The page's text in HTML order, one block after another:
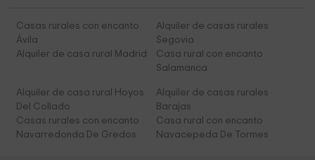
Casas rurales con encanto
Ávila
Alquiler de casas rurales
Segovia
Alquiler de casa rural Madrid
Casa rural con encanto
Salamanca
Alquiler de casa rural Hoyos
Del Collado
Alquiler de casas rurales
Barajas
Casas rurales con encanto
Navarredonda De Gredos
Casa rural con encanto
Navacepeda De Tormes